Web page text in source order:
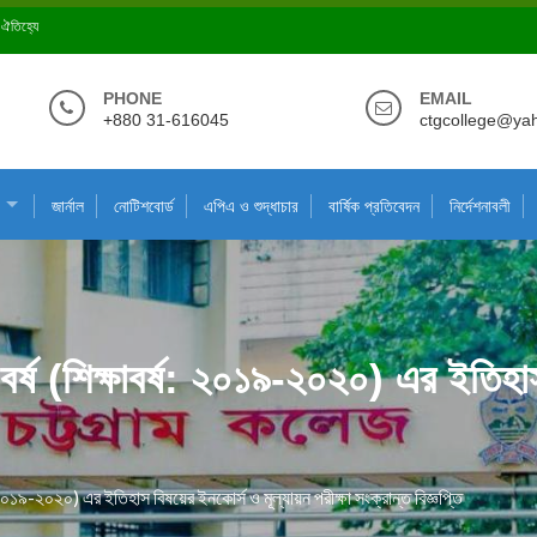
ঐতিহ্যে
PHONE
+880 31-616045
EMAIL
জার্নাল নোটিশবোর্ড এপিএ ও শুদ্ধাচার বার্ষিক প্রতিবেদন নির্দেশনাবলী
(শিক্ষাবর্ষ: ২০১৯-২০২০) এর
২০২০) এর ইতিহাস বিষয়ের ইনকোর্স ও মূল্যায়ন পরীক্ষা সংক্রান্ত বিজ্ঞপ্তি